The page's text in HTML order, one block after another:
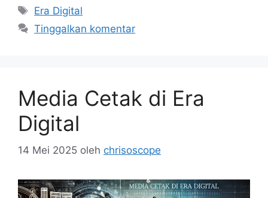
Tag
Era Digital
Tinggalkan komentar
Media Cetak di Era
Digital
14 Mei 2025 oleh chrisoscope